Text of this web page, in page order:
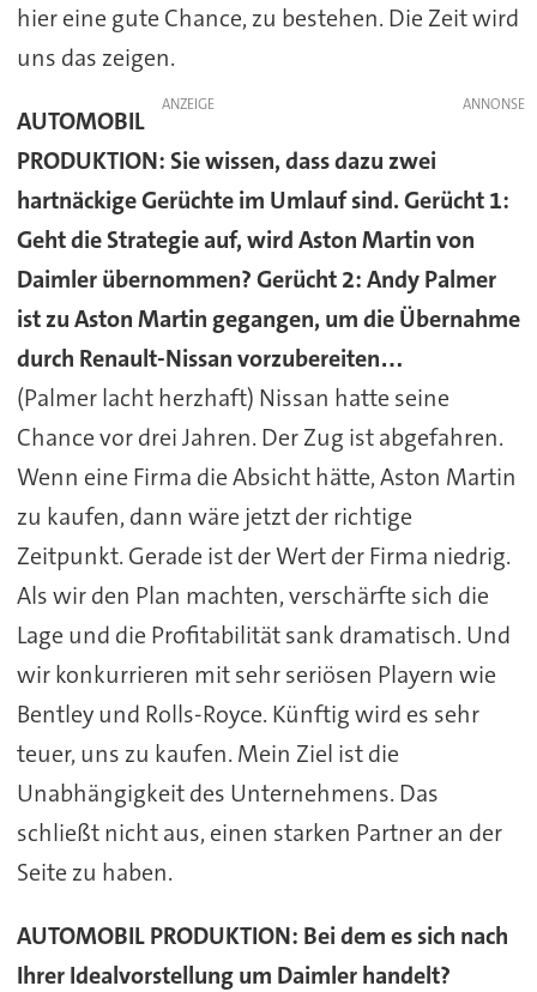
hier eine gute Chance, zu bestehen. Die Zeit wird
uns das zeigen.
ANZEIGE
AUTOMOBIL
PRODUKTION:Sie wissen, dass dazu zwei
hartnäckige Gerüchte im Umlauf sind. Gerücht 1:
Geht die Strategie auf, wird Aston Martin von
Daimler übernommen? Gerücht 2: Andy Palmer
ist zu Aston Martin gegangen, um die Übernahme
durch Renault-Nissan vorzubereiten…
(Palmer lacht herzhaft) Nissan hatte seine
Chance vor drei Jahren. Der Zug ist abgefahren.
Wenn eine Firma die Absicht hätte, Aston Martin
zu kaufen, dann wäre jetzt der richtige
Zeitpunkt. Gerade ist der Wert der Firma niedrig.
Als wir den Plan machten, verschärfte sich die
Lage und die Profitabilität sank dramatisch. Und
wir konkurrieren mit sehr seriösen Playern wie
Bentley und Rolls-Royce. Künftig wird es sehr
teuer, uns zu kaufen. Mein Ziel ist die
Unabhängigkeit des Unternehmens. Das
schließt nicht aus, einen starken Partner an der
Seite zu haben.
AUTOMOBIL PRODUKTION: Bei dem es sich nach
Ihrer Idealvorstellung um Daimler handelt?